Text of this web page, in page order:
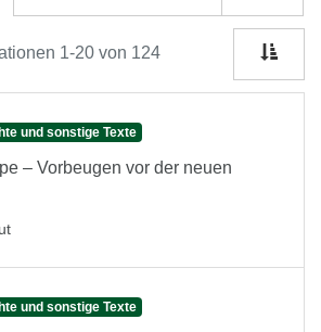
1-20 von 124
und sonstige Texte
– Vorbeugen vor der neuen
und sonstige Texte